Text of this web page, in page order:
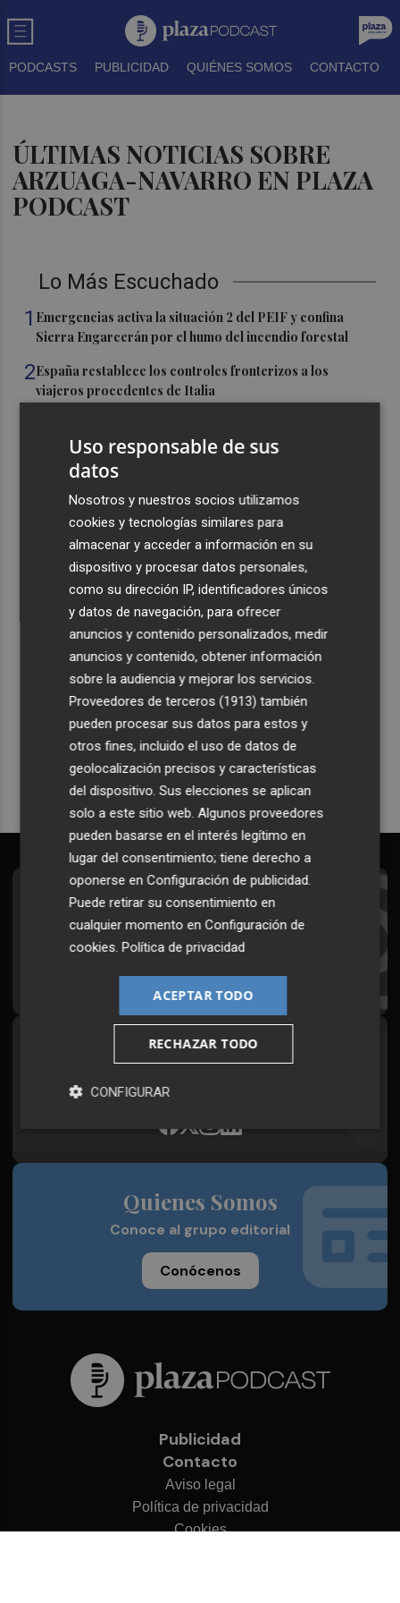
PODCASTS PUBLICIDAD QUIÉNES SOMOS CONTACTO
ÚLTIMAS NOTICIAS SOBRE
ARZUAGA-NAVARRO EN PLAZA
PODCAST
Lo Más Escuchado
1 Emergencias activa la situación 2 del PEIF y confina
Sierra Engarcerán por el humo del incendio forestal
2España restablece los controles fronterizos a los
viajeros procedentes de Italia
Ferran Torres, recibido con un baño de masas en su
pueblo: "Allá donde voy siempre digo que soy de Foios"
Foios se vuelca con Ferran Torres
Recibe toda la actualidad de
Plaza Podcast en tu correo
Quiero suscribirme
Suscríbete al Boletín
Todos los días a primera hora en tu email
¡Quiero suscribirme!
Síguenos en redes
Plaza Podcast, desde cualquier medio
Quienes Somos
Conoce al grupo editorial
Conócenos
Publicidad
Contacto
Aviso legal
Política de privacidad
Cookies
Uso responsable de sus
datos
Nosotros y nuestros socios utilizamos
cookies y tecnologías similares para
almacenar y acceder a información en su
dispositivo y procesar datos personales,
como su dirección IP, identificadores únicos
y datos de navegación, para ofrecer
anuncios y contenido personalizados, medir
anuncios y contenido, obtener información
sobre la audiencia y mejorar los servicios.
Proveedores de terceros (1913) también
pueden procesar sus datos para estos y
otros fines, incluido el uso de datos de
geolocalización precisos y características
del dispositivo. Sus elecciones se aplican
solo a este sitio web. Algunos proveedores
pueden basarse en el interés legítimo en
lugar del consentimiento; tiene derecho a
oponerse enConfiguración de publicidad.
Puede retirar su consentimiento en
cualquier momento enConfiguración de
cookies.Política de privacidad
ACEPTAR TODO
RECHAZAR TODO
CONFIGURAR